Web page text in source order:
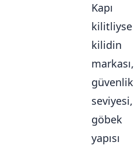
Kapı
kilitliyse
kilidin
markası,
güvenlik
seviyesi,
göbek
yapısı